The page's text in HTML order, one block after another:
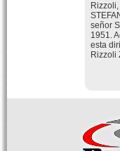
señor
1951.
esta
Rizzoli